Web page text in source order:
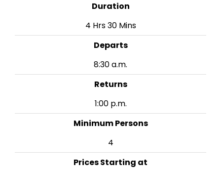
Duration
4 Hrs 30 Mins
Departs
8:30 a.m.
Returns
1:00 p.m.
Minimum Persons
4
Prices Starting at